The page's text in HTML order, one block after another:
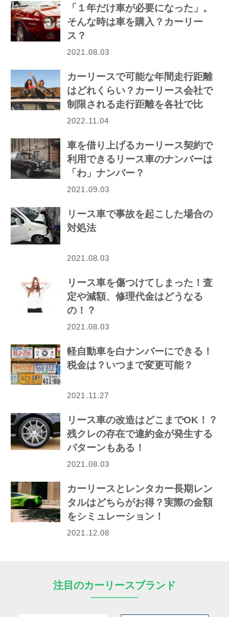
「１年だけ車が必要になった」。
そんな時は車を購入？カーリー
ス？
2021.08.03
カーリースで可能な年間走行距離
はどれくらい？カーリース会社で
制限される走行距離を各社で比
較！
2022.11.04
車を借り上げるカーリース契約で
利用できるリース車のナンバーは
「わ」ナンバー？
2021.09.03
リース車で事故を起こした場合の
対処法
2021.08.03
リース車を傷つけてしまった！査
定や減額、修理代金はどうなる
の！？
2021.08.03
軽自動車を白ナンバーにできる！
税金は？いつまで変更可能？
2021.11.27
リース車の改造はどこまでOK！？
残クレの存在で違約金が発生する
パターンもある！
2021.08.03
カーリースとレンタカー長期レン
タルはどちらがお得？実際の金額
をシミュレーション！
2021.12.08
注目のカーリースブランド